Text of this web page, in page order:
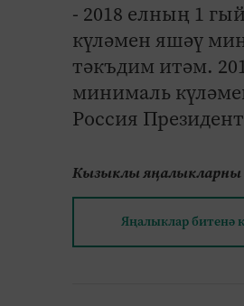
- 2018 елның 1
күләмен яшәү
тәкъдим итәм.
минималь
Россия
Кызыклы яңалыкларны
Яңалыклар битенә